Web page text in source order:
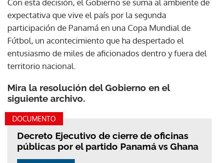
Con esta decisión, el Gobierno se suma al ambiente de
expectativa que vive el país por la segunda
participación de Panamá en una Copa Mundial de
Fútbol, un acontecimiento que ha despertado el
entusiasmo de miles de aficionados dentro y fuera del
territorio nacional.
Mira la resolución del Gobierno en el
siguiente archivo.
DOCUMENTO
Decreto Ejecutivo de cierre de oficinas
públicas por el partido Panamá vs Ghana